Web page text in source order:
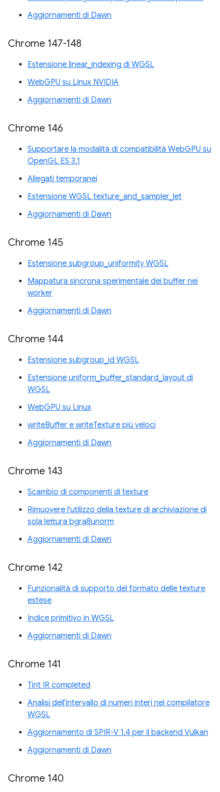
Aggiornamenti di Dawn
Chrome 147-148
Estensione linear_indexing di WGSL
WebGPU su Linux NVIDIA
Aggiornamenti di Dawn
Chrome 146
Supportare la modalità di compatibilità WebGPU su
OpenGL ES 3.1
Allegati temporanei
Estensione WGSL texture_and_sampler_let
Aggiornamenti di Dawn
Chrome 145
Estensione subgroup_uniformity WGSL
Mappatura sincrona sperimentale dei buffer nei
worker
Aggiornamenti di Dawn
Chrome 144
Estensione subgroup_id WGSL
Estensione uniform_buffer_standard_layout di
WGSL
WebGPU su Linux
writeBuffer e writeTexture più veloci
Aggiornamenti di Dawn
Chrome 143
Scambio di componenti di texture
Rimuovere l'utilizzo della texture di archiviazione di
sola lettura bgra8unorm
Aggiornamenti di Dawn
Chrome 142
Funzionalità di supporto del formato delle texture
estese
Indice primitivo in WGSL
Aggiornamenti di Dawn
Chrome 141
Tint IR completed
Analisi dell'intervallo di numeri interi nel compilatore
WGSL
Aggiornamento di SPIR-V 1.4 per il backend Vulkan
Aggiornamenti di Dawn
Chrome 140